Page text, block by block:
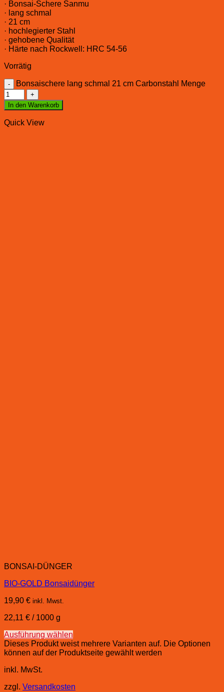
· Bonsai-Schere Sanmu
· lang schmal
· 21 cm
· hochlegierter Stahl
· gehobene Qualität
· Härte nach Rockwell: HRC 54-56
Vorrätig
Bonsaischere lang schmal 21 cm Carbonstahl Menge
In den Warenkorb
Quick View
BONSAI-DÜNGER
BIO-GOLD Bonsaidünger
19,90 € inkl. Mwst.
22,11 € / 1000 g
Ausführung wählen
Dieses Produkt weist mehrere Varianten auf. Die Optionen
können auf der Produktseite gewählt werden
inkl. MwSt.
zzgl. Versandkosten